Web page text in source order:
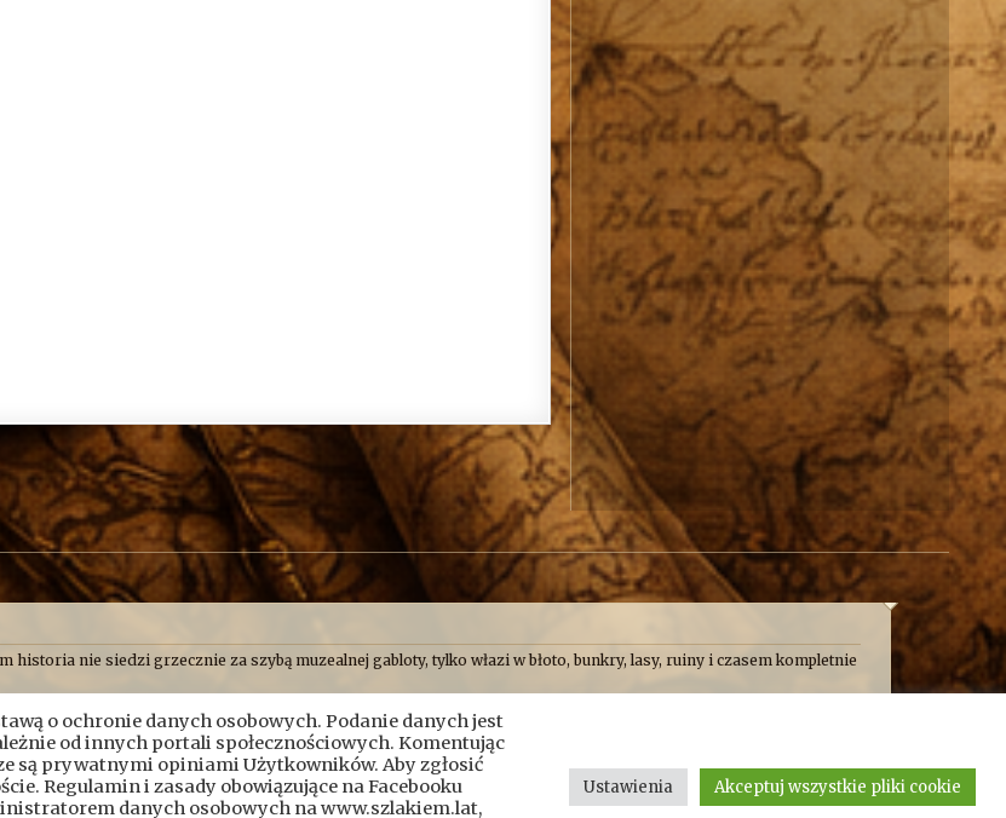
nie siedzi grzecznie za szybą muzealnej gabloty, tylko włazi w błoto, bunkry, lasy, ruiny i czasem kompletnie
opisujemy też przygody naszych przyjaciół. Bywa więc, że taplamy się w bagnach, kopiemy z archeologami,
ustalić, kto wpadł na pomysł zbudowania czegoś dokładnie pośrodku mokradeł.
z podręcznika. To przygoda. Czasem brudna, czasem szalona, czasem całkiem wzruszająca, a czasem poważna.
o ochronie danych osobowych. Podanie danych jest
od innych portali społecznościowych. Komentując
są prywatnymi opiniami Użytkowników. Aby zgłosić
Regulamin i zasady obowiązujące na Facebooku
danych osobowych na www.szlakiem.lat,
Ustawienia Akceptuj wszystkie pliki cookie